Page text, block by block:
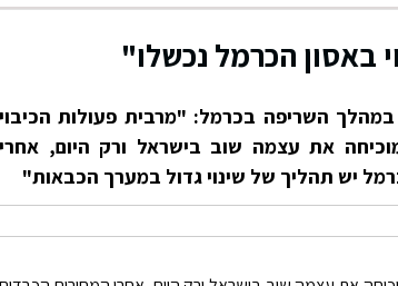
באסון הכרמל נכשלו"
השריפה בכרמל: "מרבית פעולות הכיבוי
את עצמה שוב בישראל ורק היום, אחרי
יש תהליך של שינוי גדול במערך הכבאות"